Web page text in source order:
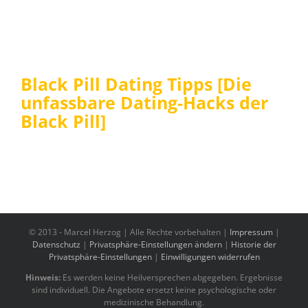
Black Pill Dating Tipps [Die
unfassbare Dating-Hacks der
Black Pill]
© 2013 - Marcel Herzog | Alle Rechte vorbehalten | Impressum |
Datenschutz | Privatsphäre-Einstellungen ändern| Historie der
Privatsphäre-Einstellungen| Einwilligungen widerrufen
Hinweis: Es werden keine Heilversprechen abgegeben. Ergebnisse
sind individuell. Die Angebote ersetzt keine psychologische oder
medizinische Behandlung.